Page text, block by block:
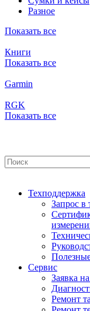
Разное
Показать все
Книги
Показать все
Garmin
RGK
Показать все
Техподдержка
Запрос в
Сервис
Заявка
Ремонт